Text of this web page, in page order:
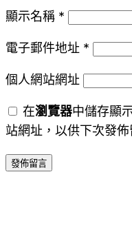
顯示名稱 *
電子郵件地址 *
個人網站網址
在瀏覽器中儲存顯
站網址，以供下次發佈